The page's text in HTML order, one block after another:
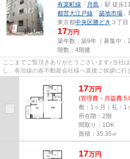
有楽町線 「 月島 」駅 徒歩
都営大江戸線 「 築地市場
東京都中央区勝どき ３丁目
17万円
築年数：築9年 ｜募集中：
階数：4階建
ここまでご覧頂きありがとうございます♪当社
し、各沿線の各不動産会社様へ直接ご挨拶に
17万円
(管理費・共益費
敷：1ヶ月｜礼：1
所在階：2階
間取り：1DK
面積：35.35㎡
17万円